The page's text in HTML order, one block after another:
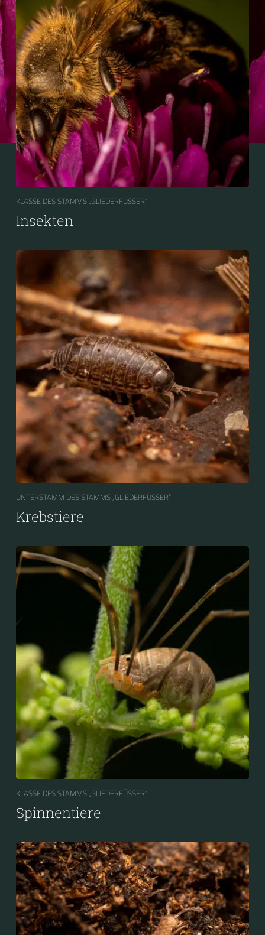
KLASSE DES STAMMS „GLIEDERFÜSSER“
Insekten
UNTERSTAMM DES STAMMS „GLIEDERFÜSSER“
Krebstiere
KLASSE DES STAMMS „GLIEDERFÜSSER“
Spinnentiere